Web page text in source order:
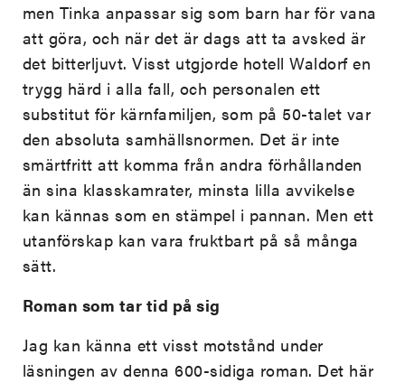
men Tinka anpassar sig som barn har för vana
att göra, och när det är dags att ta avsked är
det bitterljuvt. Visst utgjorde hotell Waldorf en
trygg härd i alla fall, och personalen ett
substitut för kärnfamiljen, som på 50-talet var
den absoluta samhällsnormen. Det är inte
smärtfritt att komma från andra förhållanden
än sina klasskamrater, minsta lilla avvikelse
kan kännas som en stämpel i pannan. Men ett
utanförskap kan vara fruktbart på så många
sätt.
Roman som tar tid på sig
Jag kan känna ett visst motstånd under
läsningen av denna 600-sidiga roman. Det här